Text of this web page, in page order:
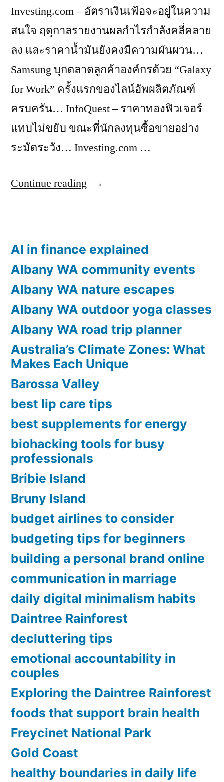
Investing.com – อัตราเงินเฟ้อจะอยู่ในความ
สนใจ ฤดูกาลรายงานผลกำไรกำลังคลี่คลาย
ลง และราคาน้ำมันยังคงมีความผันผวน…
Samsung บุกตลาดลูกค้าองค์กรด้วย “Galaxy
for Work” ครั้งแรกของไลน์อัพผลิตภัณฑ์
ครบครัน… InfoQuest – ราคาทองฟิวเจอร์
แทบไม่ขยับ ขณะที่นักลงทุนซื้อขายอย่าง
ระมัดระวัง… Investing.com …
Continue reading “รอง
ประชุม
ผู้นำ
ยก
แลนด์
บริดจ์
เป็น
กุญแจ
สำคัญ
ใน
AI in finance explained
Albany WA community events
Albany WA nature escapes
Albany WA outdoor yoga classes
Albany WA road trip planner
Australia’s Climate Zones: What
Makes Each Unique
Barossa Valley
best lip care tips
best supplements for energy
biohacking tools for busy
professionals
Bribie Island
Bruny Island
budget airlines to consider
budgeting tips for beginners
building a personal brand online
communication in marriage
daily digital minimalism habits
Daintree Rainforest
decluttering tips
emotional accountability in
couples
Exploring the Daintree Rainforest
foods that support brain health
Freycinet National Park
Gold Coast
healthy boundaries in daily life